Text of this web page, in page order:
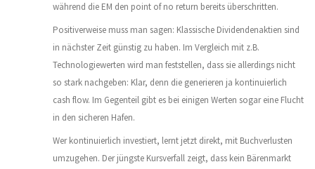
während die EM den point of no return bereits überschritten.
Positiverweise muss man sagen: Klassische Dividendenaktien sind
in nächster Zeit günstig zu haben. Im Vergleich mit z.B.
Technologiewerten wird man feststellen, dass sie allerdings nicht
so stark nachgeben: Klar, denn die generieren ja kontinuierlich
cash flow. Im Gegenteil gibt es bei einigen Werten sogar eine Flucht
in den sicheren Hafen.
Wer kontinuierlich investiert, lernt jetzt direkt, mit Buchverlusten
umzugehen. Der jüngste Kursverfall zeigt, dass kein Bärenmarkt